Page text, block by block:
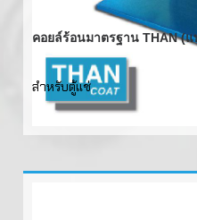
คอยล์ร้อนมาตรฐาน THAN (
สำหรับตู้แช่